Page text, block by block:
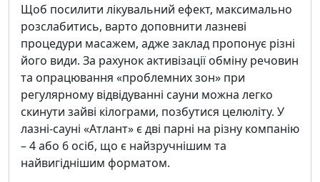
Щоб посилити лікувальний ефект, максимально
розслабитись, варто доповнити лазневі
процедури масажем, адже заклад пропонує різні
його види. За рахунок активізації обміну речовин
та опрацювання «проблемних зон» при
регулярному відвідуванні сауни можна легко
скинути зайві кілограми, позбутися целюліту. У
лазні-сауні «Атлант» є дві парні на різну компанію
– 4 або 6 осіб, що є найзручнішим та
найвигіднішим форматом.